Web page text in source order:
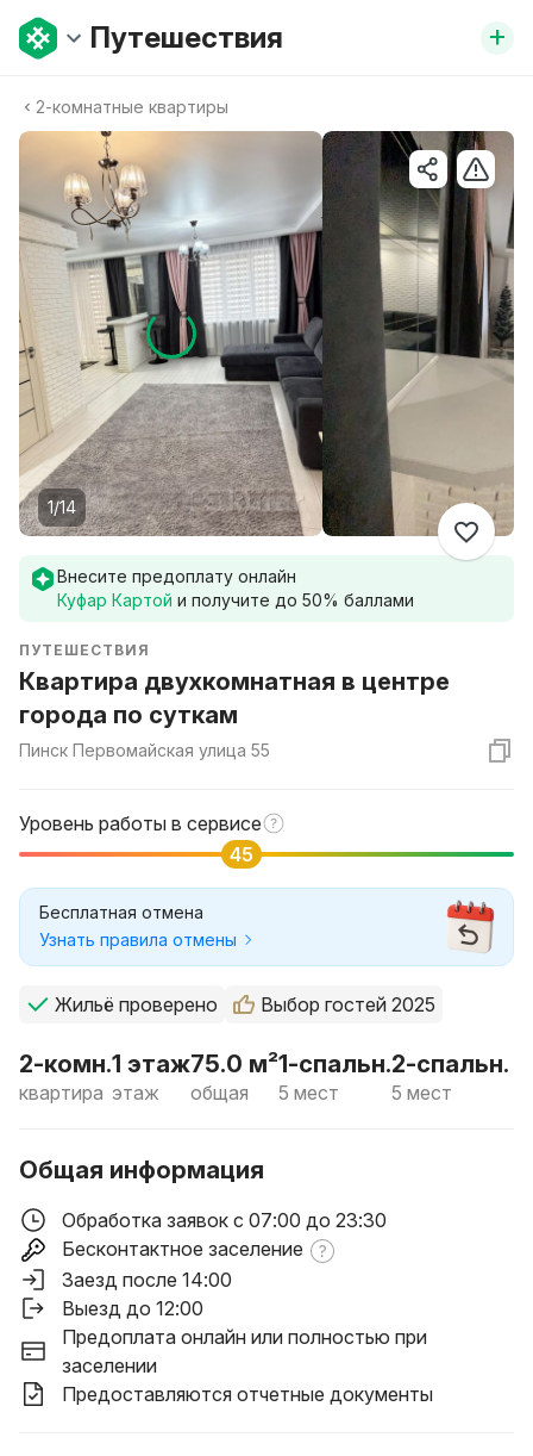
Путешествия +
2-комнатные квартиры
1/14
Внесите предоплату онлайн
Куфар Картой и получите до 50% баллами
ПУТЕШЕСТВИЯ
Квартира двухкомнатная в центре
города по суткам
Пинск Первомайская улица 55
Уровень работы в сервисе
45
Бесплатная отмена
Узнать правила отмены
Жильё проверено Выбор гостей 2025
2-комн.
квартира
1 этаж
этаж
75.0 м²
общая
1-спальн.
5 мест
2-спальн.
5 мест
Общая информация
Обработка заявок с 07:00 до 23:30
Бесконтактное заселение
Заезд после 14:00
Выезд до 12:00
Предоплата онлайн или полностью при
заселении
Предоставляются отчетные документы